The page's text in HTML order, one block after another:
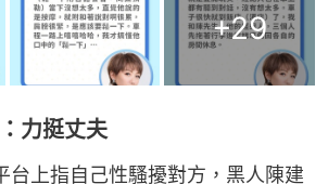
+29
力挺丈夫
台上指自己性騷擾對方，黑人陳建